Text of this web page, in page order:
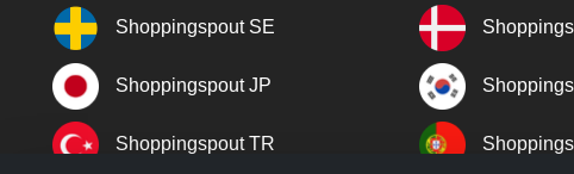
Shoppingspout SE
Shoppingspout JP
Shoppingspout TR